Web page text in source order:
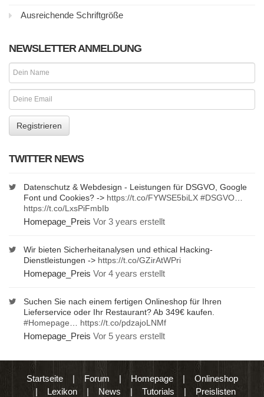
Ausreichende Schriftgröße
NEWSLETTER ANMELDUNG
TWITTER NEWS
Datenschutz & Webdesign - Leistungen für DSGVO, Google
Font und Cookies? -> https://t.co/FYWSE5biLX #DSGVO
https://t.co/LxsPiFmbIb
Homepage_Preis Vor 3 years erstellt
Wir bieten Sicherheitanalysen und ethical Hacking-
Dienstleistungen -> https://t.co/GZirAtWPri
Homepage_Preis Vor 4 years erstellt
Suchen Sie nach einem fertigen Onlineshop für Ihren
Lieferservice oder Ihr Restaurant? Ab 349€ kaufen.
#Homepage
https://t.co/pdzajoLNMf
Homepage_Preis Vor 5 years erstellt
Startseite| Forum | Homepage| Onlineshop
| Lexikon | News | Tutorials | Preislisten